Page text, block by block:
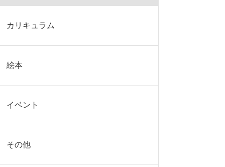
カリキュラム
絵本
イベント
その他